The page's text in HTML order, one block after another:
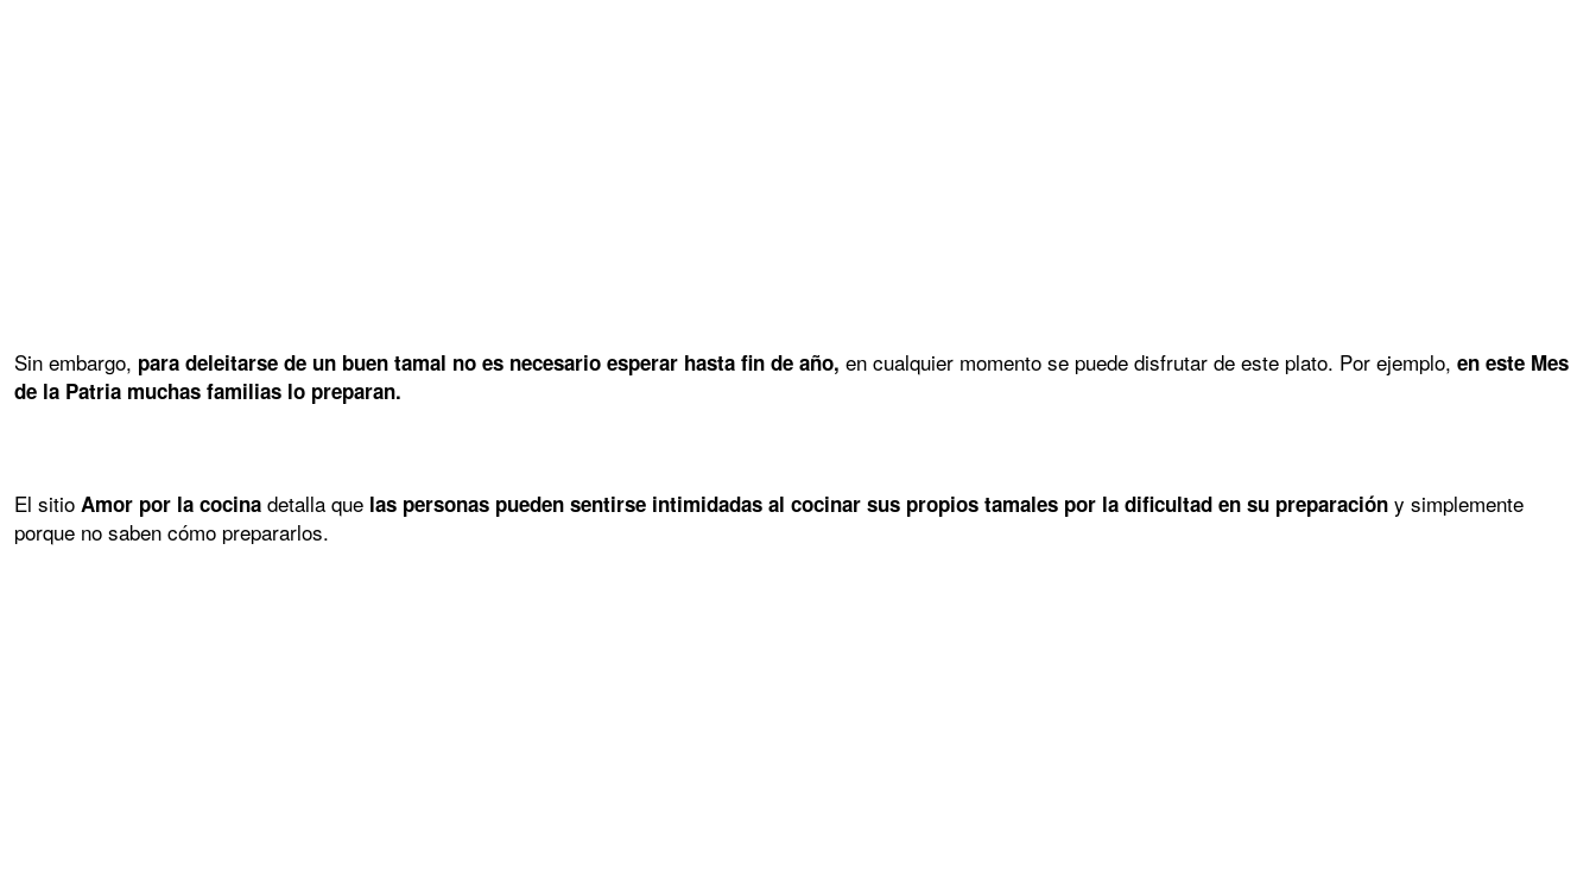
Sin embargo, para deleitarse de un buen tamal no es necesario esperar hasta fin de año, en cualquier momento se puede disfrutar de este plato. Por ejemplo, en este Mes
de la Patria muchas familias lo preparan.
El sitio Amor por la cocina detalla que las personas pueden sentirse intimidadas al cocinar sus propios tamales por la dificultad en su preparación y simplemente
porque no saben cómo prepararlos.